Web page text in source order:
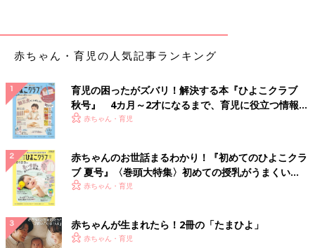
赤ちゃん・育児の人気記事ランキング
育児の困ったがズバリ！解決する本『ひよこクラブ
秋号』 4カ月～2才になるまで、育児に役立つ情報が
いっぱい！
赤ちゃん・育児
赤ちゃんのお世話まるわかり！『初めてのひよこクラ
ブ 夏号』〈巻頭大特集〉初めての授乳がうまくい
く！ おっぱい・ミルクの基本と夏のトラブル 解決テ
赤ちゃん・育児
赤ちゃんが生まれたら！2冊の「たまひよ」
赤ちゃん・育児